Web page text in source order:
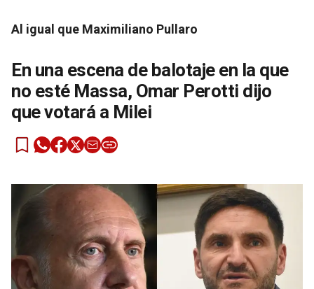
Al igual que Maximiliano Pullaro
En una escena de balotaje en la que
no esté Massa, Omar Perotti dijo
que votará a Milei